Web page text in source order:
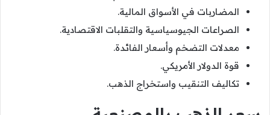
المضاربات في الأسواق المالية.
الصراعات الجيوسياسية والتقلبات الاقتصادية.
معدلات التضخم وأسعار الفائدة.
قوة الدولار الأمريكي.
تكاليف التنقيب واستخراج الذهب.